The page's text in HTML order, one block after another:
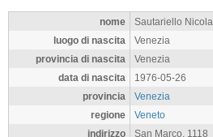
nome
Sautariello Nicola
luogo di nascita
Venezia
provincia di nascita
Venezia
data di nascita
1976-05-26
provincia
Venezia
regione
Veneto
indirizzo
San Marco, 1118